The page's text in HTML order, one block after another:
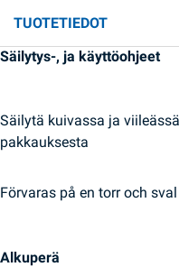
TUOTETIEDOT
Säilytys-, ja käyttöohjeet
Säilytä kuivassa ja
pakkauksesta
Förvaras på en torr och
Alkuperä